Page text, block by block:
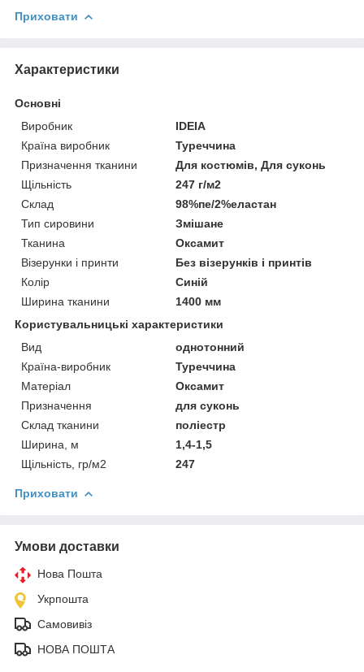
Приховати
Характеристики
Основні
Виробник
IDEIA
Країна виробник
Туреччина
Призначення тканини
Для костюмів, Для суконь
Щільність
247 г/м2
Склад
98%пе/2%еластан
Тип сировини
Змішане
Тканина
Оксамит
Візерунки і принти
Без візерунків і принтів
Колір
Синій
Ширина тканини
1400 мм
Користувальницькі характеристики
Вид
однотонний
Країна-виробник
Туреччина
Матеріал
Оксамит
Призначення
для суконь
Склад тканини
поліестр
Ширина, м
1,4-1,5
Щільність, гр/м2
247
Приховати
Умови доставки
Нова Пошта
Укрпошта
Самовивіз
НОВА ПОШТА